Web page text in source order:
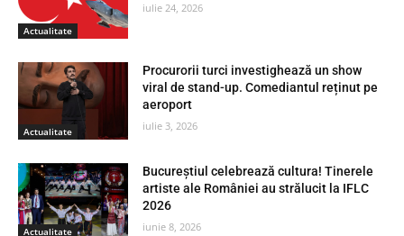
Actualitate
iulie 24, 2026
Actualitate
Procurorii turci investighează un show
viral de stand-up. Comediantul reținut pe
aeroport
iulie 3, 2026
Actualitate
Bucureștiul celebrează cultura! Tinerele
artiste ale României au strălucit la IFLC
2026
iunie 8, 2026